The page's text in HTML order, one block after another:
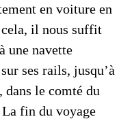
en voiture en
cela, il nous suffit
une navette
ses rails, jusqu’à
, dans le comté du
fin du voyage